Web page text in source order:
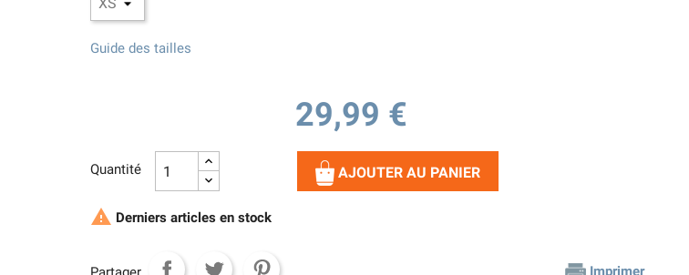
Guide des tailles
29,99 €
Quantité AJOUTER AU PANIER
 Derniers articles en stock
Imprimer